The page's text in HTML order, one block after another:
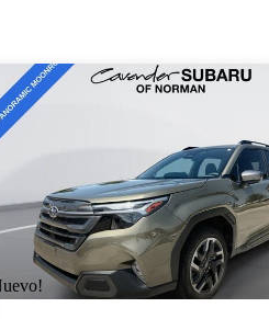
este Aviso